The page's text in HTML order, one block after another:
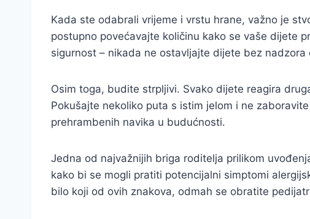
Kada ste odabrali vrijeme i vrstu hrane, važno je
postupno povećavajte količinu kako se vaše dijete
sigurnost – nikada ne ostavljajte dijete bez nadzora
Osim toga, budite strpljivi. Svako dijete reagira
Pokušajte nekoliko puta s istim jelom i ne
prehrambenih navika u budućnosti.
Jedna od najvažnijih briga roditelja prilikom
kako bi se mogli pratiti potencijalni simptomi
bilo koji od ovih znakova, odmah se obratite